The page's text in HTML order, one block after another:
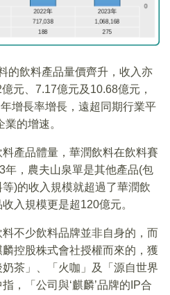
的飲料產品量價齊升，收入亦
元、7.17億元及10.68億元，
增長率增長，遠超同期行業平
的增速。
產品體量，華潤飲料在飲料賽
年，農夫山泉單是其他產品(包
)的收入規模就超過了華潤飲
入規模更是超120億元。
不少飲料品牌並非自身的，而
控股株式會社授權而來的，獲
茶」、「火咖」及「源自世界
，「公司與‘麒麟’品牌的IP合